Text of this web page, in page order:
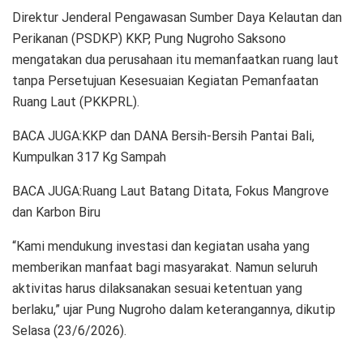
Direktur Jenderal Pengawasan Sumber Daya Kelautan dan
Perikanan (PSDKP) KKP, Pung Nugroho Saksono
mengatakan dua perusahaan itu memanfaatkan ruang laut
tanpa Persetujuan Kesesuaian Kegiatan Pemanfaatan
Ruang Laut (PKKPRL).
BACA JUGA:KKP dan DANA Bersih-Bersih Pantai Bali,
Kumpulkan 317 Kg Sampah
BACA JUGA:Ruang Laut Batang Ditata, Fokus Mangrove
dan Karbon Biru
“Kami mendukung investasi dan kegiatan usaha yang
memberikan manfaat bagi masyarakat. Namun seluruh
aktivitas harus dilaksanakan sesuai ketentuan yang
berlaku,” ujar Pung Nugroho dalam keterangannya, dikutip
Selasa (23/6/2026).